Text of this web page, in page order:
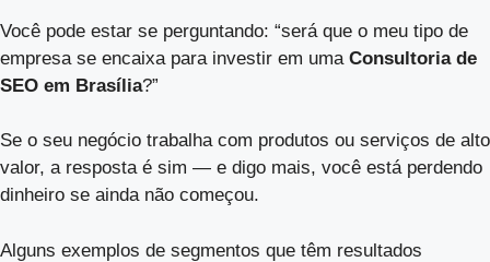
Você pode estar se perguntando: “será que o meu tipo de
empresa se encaixa para investir em uma Consultoria de
SEO em Brasília?”
Se o seu negócio trabalha com produtos ou serviços de alto
valor, a resposta é sim — e digo mais, você está perdendo
dinheiro se ainda não começou.
Alguns exemplos de segmentos que têm resultados